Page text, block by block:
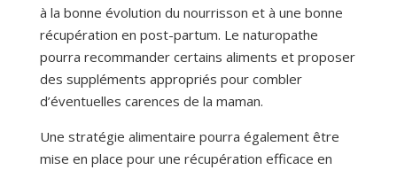
à la bonne évolution du nourrisson et à une bonne
récupération en post-partum. Le naturopathe
pourra recommander certains aliments et proposer
des suppléments appropriés pour combler
d’éventuelles carences de la maman.
Une stratégie alimentaire pourra également être
mise en place pour une récupération efficace en